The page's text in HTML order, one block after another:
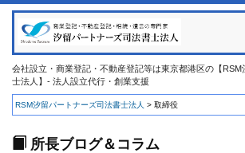
会社設立・商業登記・不動産登記等は東京都港区の【
士法人】- 法人設立代行・創業支援
RSM汐留パートナーズ司法書士法人 > 取締役
所長ブログ＆コラム